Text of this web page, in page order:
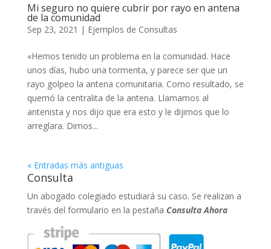
Mi seguro no quiere cubrir por rayo en antena
de la comunidad
Sep 23, 2021 | Ejemplos de Consultas
«Hemos tenido un problema en la comunidad. Hace
unos días, hubo una tormenta, y parece ser que un
rayo golpeo la antena comunitaria. Como resultado, se
quemó la centralita de la antena. Llamamos al
antenista y nos dijo que era esto y le dijimos que lo
arreglara. Dimos...
« Entradas más antiguas
Consulta
Un abogado colegiado estudiará su caso. Se realizan a
través del formulario en la pestaña Consulta Ahora